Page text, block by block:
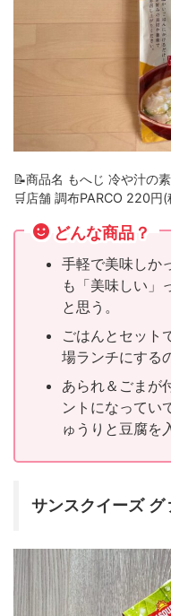
📝商品名 もへじ 冷や汁の
🛒店舗 調布PARCO 220
どんな商品？
手軽で美味しか
も「美味しい」
と思う。
ごはんとセット
場ランチにする
あられ＆ごまが
ントになってい
ゅうりと豆腐を
サンスクイーズ グ